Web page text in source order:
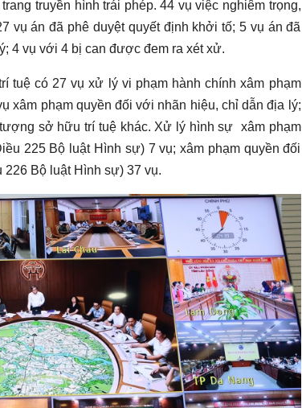
truyền hình trái phép. 44 vụ việc nghiêm trọng,
vụ án đã phê duyệt quyết định khởi tố; 5 vụ án đã
4 vụ với 4 bị can được đem ra xét xử.
tuệ có 27 vụ xử lý vi phạm hành chính xâm phạm
xâm phạm quyền đối với nhãn hiệu, chỉ dẫn địa lý;
sở hữu trí tuệ khác. Xử lý hình sự xâm phạm
225 Bộ luật Hình sự) 7 vụ; xâm phạm quyền đối
Bộ luật Hình sự) 37 vụ.